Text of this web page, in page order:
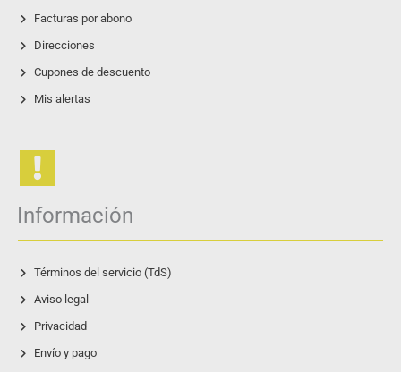
Facturas por abono
Direcciones
Cupones de descuento
Mis alertas
Información
Términos del servicio (TdS)
Aviso legal
Privacidad
Envío y pago